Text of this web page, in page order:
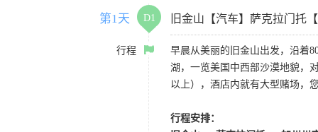
第1天 D1 旧金山【汽车】萨克拉门托
行程
早晨从美丽的旧金山出发，沿着
湖，一览美国中西部沙漠地貌，
以上），酒店内就有大型赌场，
行程安排：